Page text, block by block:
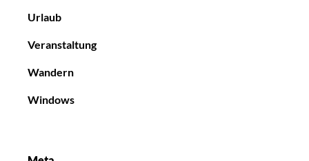
Urlaub
Veranstaltung
Wandern
Windows